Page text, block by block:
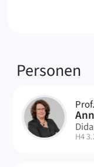
Verknüpfte
Personen
AL
|H4